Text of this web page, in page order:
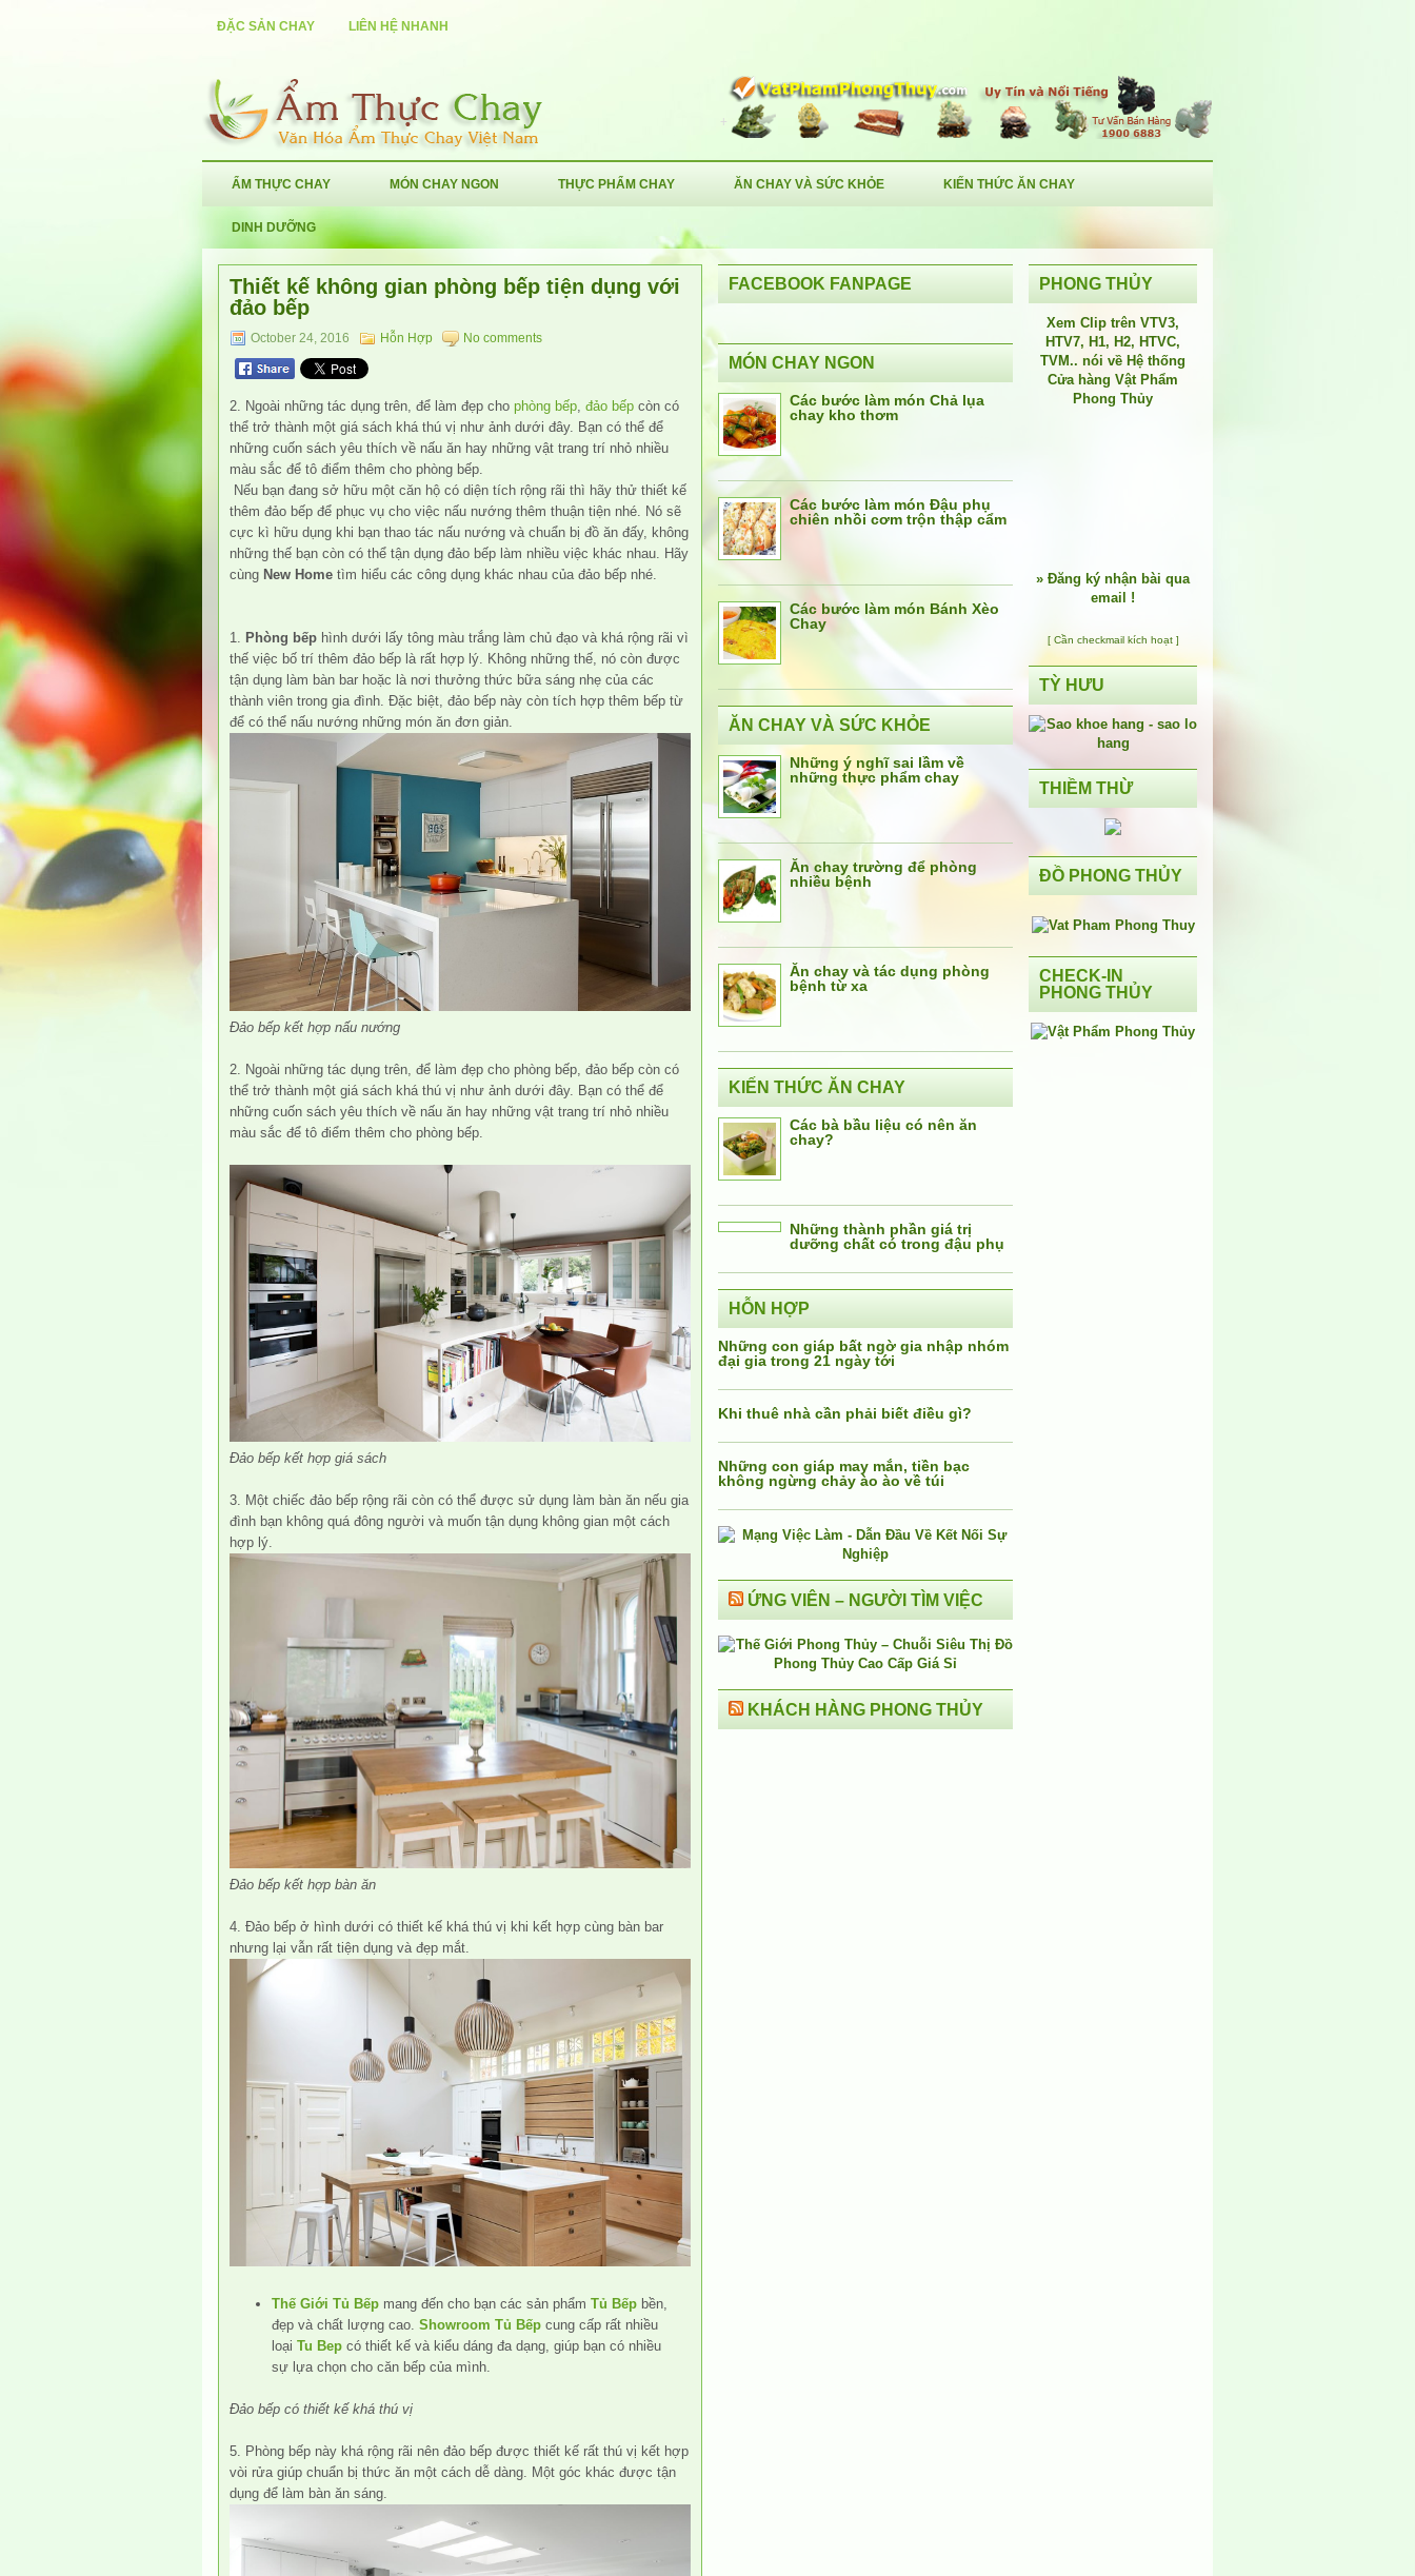
ĐẶC SẢN CHAY LIÊN HỆ NHANH
ẨM THỰC CHAY MÓN CHAY NGON THỰC PHẨM CHAY ĂN CHAY VÀ SỨC KHỎE KIẾN THỨC ĂN CHAY
DINH DƯỠNG
Thiết kế không gian phòng bếp tiện dụng với
đảo bếp
October 24, 2016 Hỗn Hợp No comments
2. Ngoài những tác dụng trên, để làm đẹp cho phòng bếp đảo bếp còn có
thể trở thành một giá sách khá thú vị như ảnh dưới đây. Bạn có thể để
những cuốn sách yêu thích về nấu ăn hay những vật trang trí nhỏ nhiều
màu sắc để tô điểm thêm cho phòng bếp.
Nếu bạn đang sở hữu một căn hộ có diện tích rộng rãi thì hãy thử thiết kế
thêm đảo bếp để phục vụ cho việc nấu nướng thêm thuận tiện nhé. Nó sẽ
cực kì hữu dụng khi bạn thao tác nấu nướng và chuẩn bị đồ ăn đấy, không
những thế bạn còn có thể tận dụng đảo bếp làm nhiều việc khác nhau. Hãy
cùng New Home tìm hiểu các công dụng khác nhau của đảo bếp nhé.
1. Phòng bếp hình dưới lấy tông màu trắng làm chủ đạo và khá rộng rãi vì
thế việc bố trí thêm đảo bếp là rất hợp lý. Không những thế, nó còn được
tận dụng làm bàn bar hoặc là nơi thưởng thức bữa sáng nhẹ của các
thành viên trong gia đình. Đặc biệt, đảo bếp này còn tích hợp thêm bếp từ
để có thể nấu nướng những món ăn đơn giản.
Đảo bếp kết hợp nấu nướng
2. Ngoài những tác dụng trên, để làm đẹp cho phòng bếp, đảo bếp còn có
thể trở thành một giá sách khá thú vị như ảnh dưới đây. Bạn có thể để
những cuốn sách yêu thích về nấu ăn hay những vật trang trí nhỏ nhiều
màu sắc để tô điểm thêm cho phòng bếp.
Đảo bếp kết hợp giá sách
3. Một chiếc đảo bếp rộng rãi còn có thể được sử dụng làm bàn ăn nếu gia
đình bạn không quá đông người và muốn tận dụng không gian một cách
hợp lý.
Đảo bếp kết hợp bàn ăn
4. Đảo bếp ở hình dưới có thiết kế khá thú vị khi kết hợp cùng bàn bar
nhưng lại vẫn rất tiện dụng và đẹp mắt.
Thế Giới Tủ Bếp mang đến cho bạn các sản phẩm Tủ Bếp bền,
đẹp và chất lượng cao. Showroom Tủ Bếp cung cấp rất nhiều
loại Tu Bep có thiết kế và kiểu dáng đa dạng, giúp bạn có nhiều
sự lựa chọn cho căn bếp của mình.
Đảo bếp có thiết kế khá thú vị
5. Phòng bếp này khá rộng rãi nên đảo bếp được thiết kế rất thú vị kết hợp
vòi rửa giúp chuẩn bị thức ăn một cách dễ dàng. Một góc khác được tận
dụng để làm bàn ăn sáng.
FACEBOOK FANPAGE
MÓN CHAY NGON
Các bước làm món Chả lụa
chay kho thơm
Các bước làm món Đậu phụ
chiên nhồi cơm trộn thập cẩm
Các bước làm món Bánh Xèo
Chay
ĂN CHAY VÀ SỨC KHỎE
Những ý nghĩ sai lầm về
những thực phẩm chay
Ăn chay trường để phòng
nhiều bệnh
Ăn chay và tác dụng phòng
bệnh từ xa
KIẾN THỨC ĂN CHAY
Các bà bầu liệu có nên ăn
chay?
Những thành phần giá trị
dưỡng chất có trong đậu phụ
HỖN HỢP
Những con giáp bất ngờ gia nhập nhóm
đại gia trong 21 ngày tới
Khi thuê nhà cần phải biết điều gì?
Những con giáp may mắn, tiền bạc
không ngừng chảy ào ào về túi
ỨNG VIÊN – NGƯỜI TÌM VIỆC
KHÁCH HÀNG PHONG THỦY
PHONG THỦY
Xem Clip trên VTV3,
HTV7, H1, H2, HTVC,
TVM.. nói về Hệ thống
Cửa hàng Vật Phẩm
Phong Thủy
» Đăng ký nhận bài qua
email !
[ Cần checkmail kích hoạt ]
TỲ HƯU
THIỀM THỪ
ĐỒ PHONG THỦY
CHECK-IN
PHONG THỦY